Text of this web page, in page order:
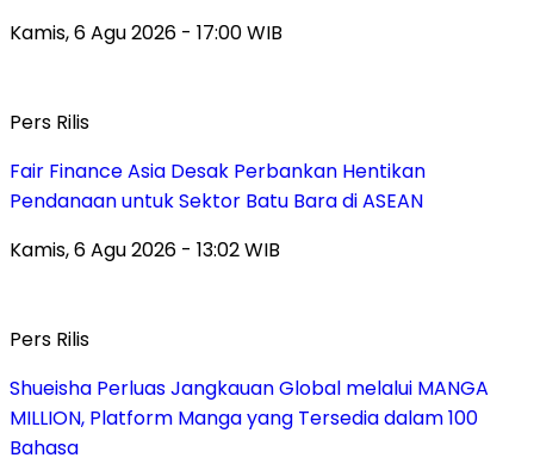
Kamis, 6 Agu 2026 - 17:00 WIB
Pers Rilis
Fair Finance Asia Desak Perbankan Hentikan
Pendanaan untuk Sektor Batu Bara di ASEAN
Kamis, 6 Agu 2026 - 13:02 WIB
Pers Rilis
Shueisha Perluas Jangkauan Global melalui MANGA
MILLION, Platform Manga yang Tersedia dalam 100
Bahasa